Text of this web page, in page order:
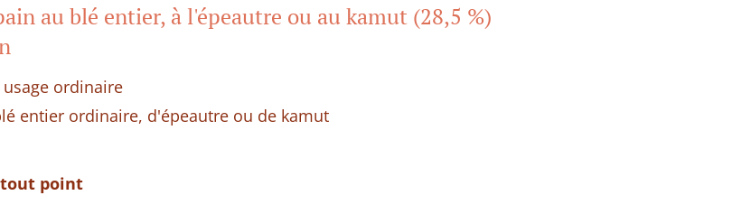
au blé entier, à l'épeautre ou au kamut (28,5 %)
ordinaire
entier ordinaire, d'épeautre ou de kamut
tout point